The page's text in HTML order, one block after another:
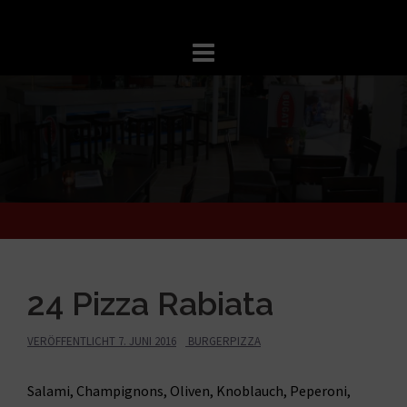
24 Pizza Rabiata
VERÖFFENTLICHT 7. JUNI 2016 BURGERPIZZA
Salami, Champignons, Oliven, Knoblauch, Peperoni,